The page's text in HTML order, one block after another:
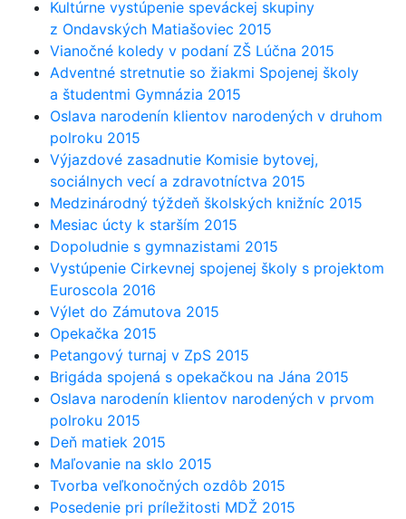
Kultúrne vystúpenie speváckej skupiny
z Ondavských Matiašoviec 2015
Vianočné koledy v podaní ZŠ Lúčna 2015
Adventné stretnutie so žiakmi Spojenej školy
a študentmi Gymnázia 2015
Oslava narodenín klientov narodených v druhom
polroku 2015
Výjazdové zasadnutie Komisie bytovej,
sociálnych vecí a zdravotníctva 2015
Medzinárodný týždeň školských knižníc 2015
Mesiac úcty k starším 2015
Dopoludnie s gymnazistami 2015
Vystúpenie Cirkevnej spojenej školy s projektom
Euroscola 2016
Výlet do Zámutova 2015
Opekačka 2015
Petangový turnaj v ZpS 2015
Brigáda spojená s opekačkou na Jána 2015
Oslava narodenín klientov narodených v prvom
polroku 2015
Deň matiek 2015
Maľovanie na sklo 2015
Tvorba veľkonočných ozdôb 2015
Posedenie pri príležitosti MDŽ 2015